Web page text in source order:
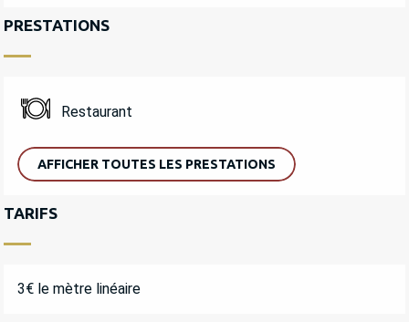
PRESTATIONS
Restaurant
AFFICHER TOUTES LES PRESTATIONS
TARIFS
3€ le mètre linéaire